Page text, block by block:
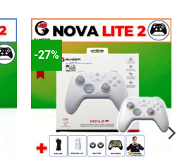
-27%